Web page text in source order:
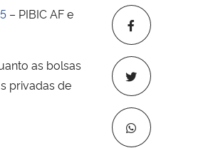
– PIBIC AF e
as bolsas
privadas de